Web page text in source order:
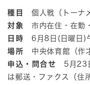
種目
個人戦（トーナ
対象
市内在住・在勤
日時 6月8日(日曜日)
場所 中央体育館（作
申込・問合せ 5月23
は郵送・ファクス（住